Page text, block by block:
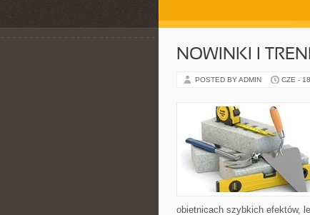
NOWINKI I
POSTED BY ADMIN CZE -
obietnicach szybkich efektów,